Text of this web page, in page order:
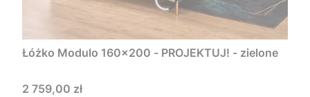
Łóżko Modulo 160x200 - PROJEKTUJ! - zielone
Cena
2 759,00 zł